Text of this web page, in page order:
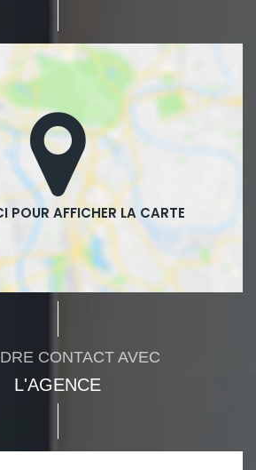
CONTACT AVEC
L'AGENCE